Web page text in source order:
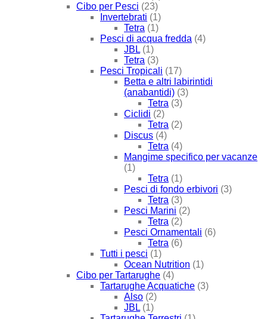
Cibo per Pesci (23)
Invertebrati (1)
Tetra (1)
Pesci di acqua fredda (4)
JBL (1)
Tetra (3)
Pesci Tropicali (17)
Betta e altri labirintidi
(anabantidi) (3)
Tetra (3)
Ciclidi (2)
Tetra (2)
Discus (4)
Tetra (4)
Mangime specifico per vacanze
(1)
Tetra (1)
Pesci di fondo erbivori (3)
Tetra (3)
Pesci Marini (2)
Tetra (2)
Pesci Ornamentali (6)
Tetra (6)
Tutti i pesci (1)
Ocean Nutrition (1)
Cibo per Tartarughe (4)
Tartarughe Acquatiche (3)
Also (2)
JBL (1)